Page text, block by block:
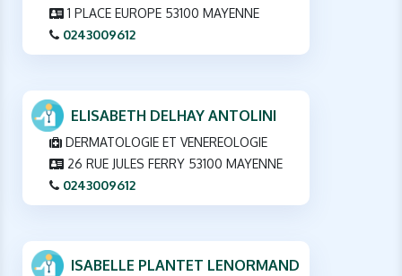
1 PLACE EUROPE 53100 MAYENNE
0243009612
ELISABETH DELHAY ANTOLINI
DERMATOLOGIE ET VENEREOLOGIE
26 RUE JULES FERRY 53100 MAYENNE
0243009612
ISABELLE PLANTET LENORMAND